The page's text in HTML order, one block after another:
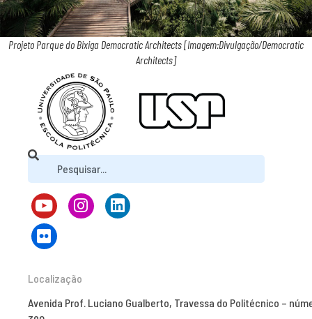
Projeto Parque do Bixiga Democratic Architects [Imagem:Divulgação/Democratic
Architects]
Localização
Avenida Prof. Luciano Gualberto, Travessa do Politécnico –